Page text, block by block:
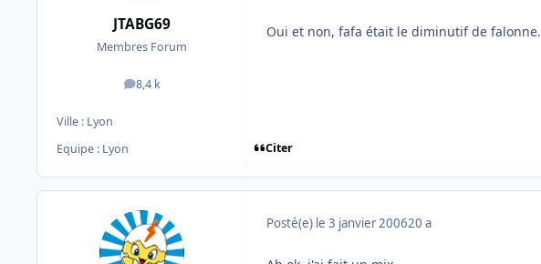
JTABG69
Membres Forum
8,4 k
messages
Ville : Lyon
Equipe : Lyon
Oui et non, fafa était le diminutif de falonne.
Citer
Posté(e) le 3 janvier 200620 a